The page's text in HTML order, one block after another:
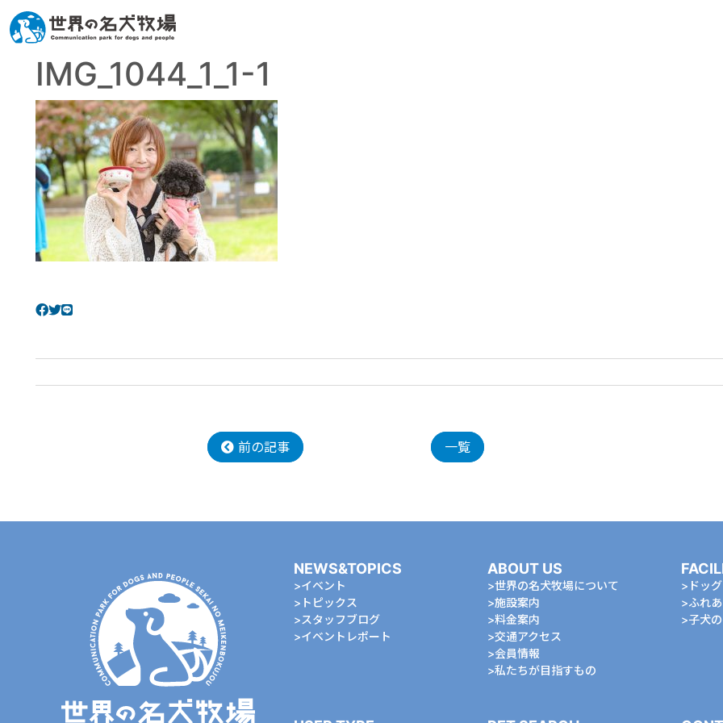
IMG_1044_1_1-1
前の記事 一覧
NEWS&TOPICS
イベント
トピックス
スタッフブログ
イベントレポート
ABOUT US
世界の名犬牧場について
施設案内
料金案内
交通アクセス
会員情報
私たちが⽬指すもの
ドッ
ふれ
⼦⽝